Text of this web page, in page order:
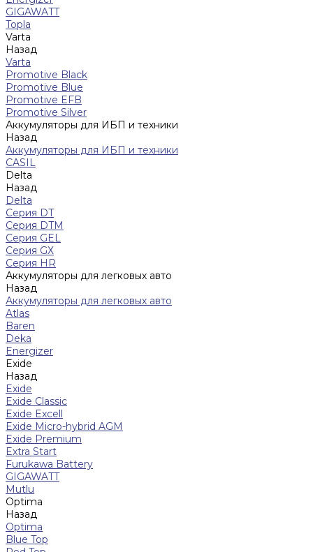
GIGAWATT
Topla
Varta
Назад
Varta
Promotive Black
Promotive Blue
Promotive EFB
Promotive Silver
Аккумуляторы для ИБП и техники
Назад
Аккумуляторы для ИБП и техники
CASIL
Delta
Назад
Delta
Серия DT
Серия DTM
Серия GEL
Серия GХ
Серия HR
Аккумуляторы для легковых авто
Назад
Аккумуляторы для легковых авто
Atlas
Baren
Deka
Energizer
Exide
Назад
Exide
Exide Classic
Exide Excell
Exide Micro-hybrid AGM
Exide Premium
Extra Start
Furukawa Battery
GIGAWATT
Mutlu
Optima
Назад
Optima
Blue Top